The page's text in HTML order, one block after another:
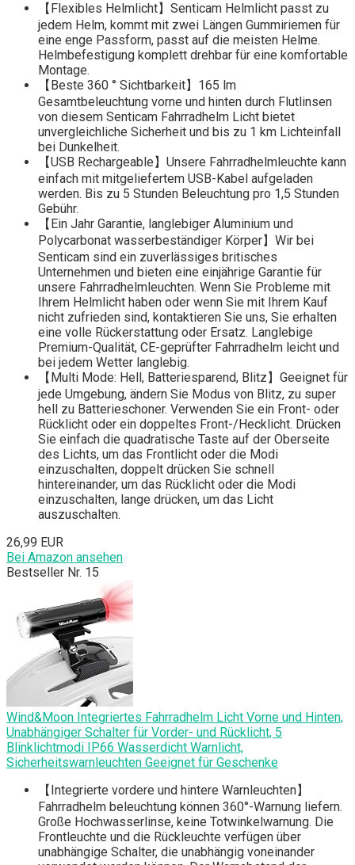
【Flexibles Helmlicht】Senticam Helmlicht passt zu
jedem Helm, kommt mit zwei Längen Gummiriemen für
eine enge Passform, passt auf die meisten Helme.
Helmbefestigung komplett drehbar für eine komfortable
Montage.
【Beste 360 ° Sichtbarkeit】165 lm
Gesamtbeleuchtung vorne und hinten durch Flutlinsen
von diesem Senticam Fahrradhelm Licht bietet
unvergleichliche Sicherheit und bis zu 1 km Lichteinfall
bei Dunkelheit.
【USB Rechargeable】Unsere Fahrradhelmleuchte kann
einfach mit mitgeliefertem USB-Kabel aufgeladen
werden. Bis zu 5 Stunden Beleuchtung pro 1,5 Stunden
Gebühr.
【Ein Jahr Garantie, langlebiger Aluminium und
Polycarbonat wasserbeständiger Körper】Wir bei
Senticam sind ein zuverlässiges britisches
Unternehmen und bieten eine einjährige Garantie für
unsere Fahrradhelmleuchten. Wenn Sie Probleme mit
Ihrem Helmlicht haben oder wenn Sie mit Ihrem Kauf
nicht zufrieden sind, kontaktieren Sie uns, Sie erhalten
eine volle Rückerstattung oder Ersatz. Langlebige
Premium-Qualität, CE-geprüfter Fahrradhelm leicht und
bei jedem Wetter langlebig.
【Multi Mode: Hell, Batteriesparend, Blitz】Geeignet für
jede Umgebung, ändern Sie Modus von Blitz, zu super
hell zu Batterieschoner. Verwenden Sie ein Front- oder
Rücklicht oder ein doppeltes Front-/Hecklicht. Drücken
Sie einfach die quadratische Taste auf der Oberseite
des Lichts, um das Frontlicht oder die Modi
einzuschalten, doppelt drücken Sie schnell
hintereinander, um das Rücklicht oder die Modi
einzuschalten, lange drücken, um das Licht
auszuschalten.
26,99 EUR
Bei Amazon ansehen
Bestseller Nr. 15
Wind&Moon Integriertes Fahrradhelm Licht Vorne und Hinten,
Unabhängiger Schalter für Vorder- und Rücklicht, 5
Blinklichtmodi IP66 Wasserdicht Warnlicht,
Sicherheitswarnleuchten Geeignet für Geschenke
【Integrierte vordere und hintere Warnleuchten】
Fahrradhelm beleuchtung können 360°-Warnung liefern.
Große Hochwasserlinse, keine Totwinkelwarnung. Die
Frontleuchte und die Rückleuchte verfügen über
unabhängige Schalter, die unabhängig voneinander